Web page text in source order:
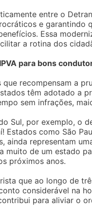
entre o
e garantindo
Essa
a rotina dos
para bons
recompensam a
têm adotado a
sem infrações,
Sul, por exemplo, o
Estados como São
ainda representam
muito de um estado
próximos anos.
que ao longo de
considerável na
para aliviar o